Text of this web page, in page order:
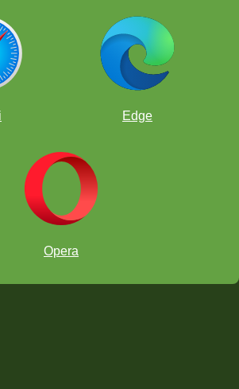
egele negru nu poate ignora amenințarea
partea Nebunului alb de pe „f3”
Edge
Opera